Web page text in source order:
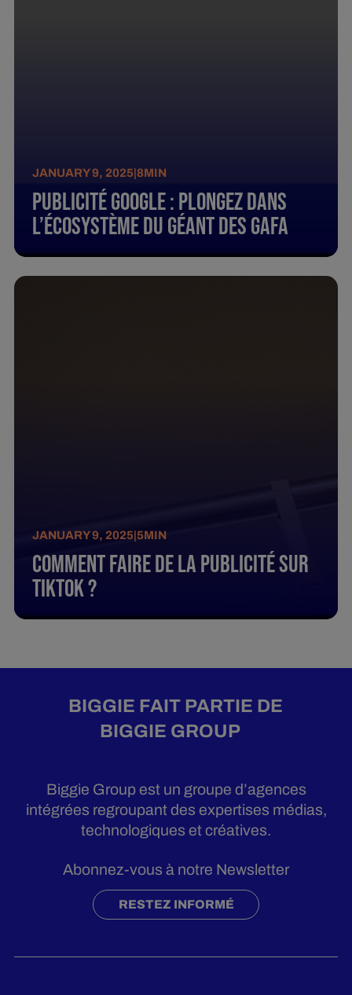
JANUARY 9, 2025 |8MIN
Publicité Google : Plongez Dans
L’Écosystème Du Géant Des Gafa
JANUARY 9, 2025 |5MIN
Comment Faire De La Publicité Sur
Tiktok ?
BIGGIE FAIT PARTIE DE
BIGGIE GROUP
Biggie Group est un groupe d’agences
intégrées regroupant des expertises médias,
technologiques et créatives.
Abonnez-vous à notre Newsletter
RESTEZ INFORMÉ